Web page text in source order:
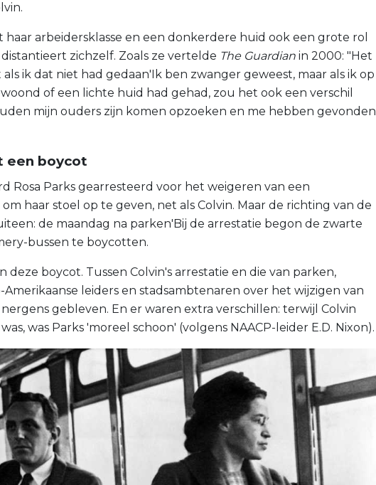
arbeidersklasse en een donkerdere huid ook een grote rol
zichzelf. Zoals ze vertelde The Guardian in 2000: "Het
ik dat niet had gedaan'Ik ben zwanger geweest, maar als ik op
of een lichte huid had gehad, zou het ook een verschil
mijn ouders zijn komen opzoeken en me hebben gevonden
een boycot
Rosa Parks gearresteerd voor het weigeren van een
haar stoel op te geven, net als Colvin. Maar de richting van de
de maandag na parken'Bij de arrestatie begon de zwarte
bussen te boycotten.
deze boycot. Tussen Colvin's arrestatie en die van parken,
leiders en stadsambtenaren over het wijzigen van
gebleven. En er waren extra verschillen: terwijl Colvin
was Parks 'moreel schoon' (volgens NAACP-leider E.D. Nixon).